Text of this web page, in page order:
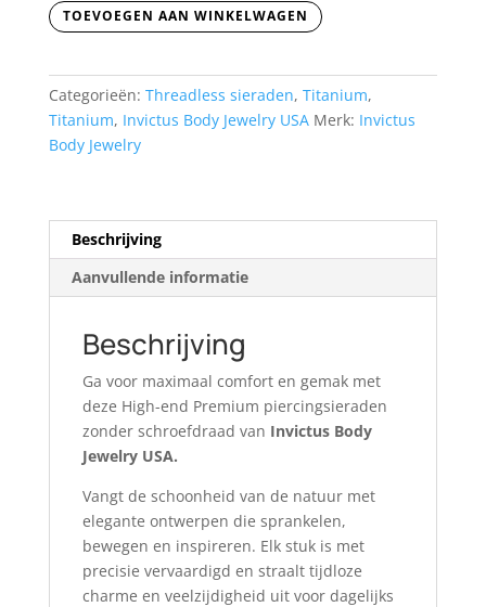
Kersenbloesem
aantal
TOEVOEGEN AAN WINKELWAGEN
Categorieën: Threadless sieraden, Titanium,
Titanium, Invictus Body Jewelry USA Merk: Invictus
Body Jewelry
Beschrijving
Aanvullende informatie
Beschrijving
Ga voor maximaal comfort en gemak met
deze High-end Premium piercingsieraden
zonder schroefdraad van Invictus Body
Jewelry USA.
Vangt de schoonheid van de natuur met
elegante ontwerpen die sprankelen,
bewegen en inspireren. Elk stuk is met
precisie vervaardigd en straalt tijdloze
charme en veelzijdigheid uit voor dagelijks